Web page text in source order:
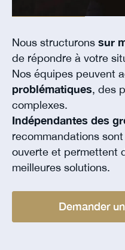
Nous structurons sur
de répondre à votre
Nos équipes peuvent
problématiques, des
complexes.
Indépendantes des
recommandations
ouverte et permettent
meilleures solutions.
Demander